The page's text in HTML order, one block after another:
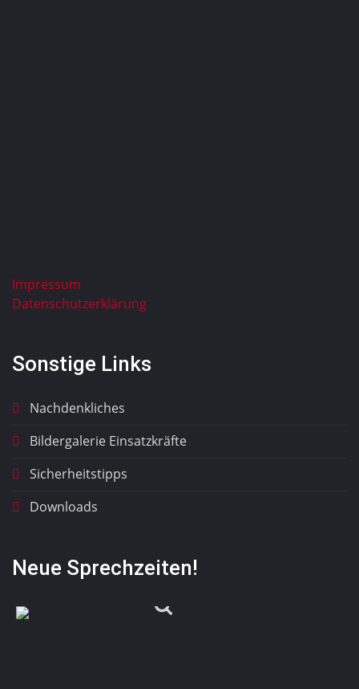
Impressum
Datenschutzerklärung
Sonstige Links
Nachdenkliches
Bildergalerie Einsatzkräfte
Sicherheitstipps
Downloads
Neue Sprechzeiten!